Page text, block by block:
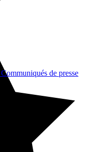
Communiqués de presse